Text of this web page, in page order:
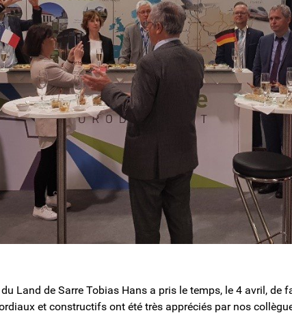
Land de Sarre Tobias Hans a pris le temps, le 4 avril, de
et constructifs ont été très appréciés par nos